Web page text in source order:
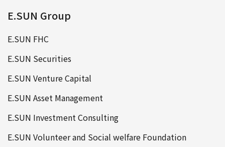
E.SUN Group
E.SUN FHC
E.SUN Securities
E.SUN Venture Capital
E.SUN Asset Management
E.SUN Investment Consulting
E.SUN Volunteer and Social welfare Foundation